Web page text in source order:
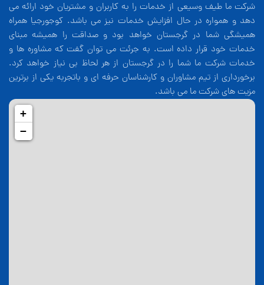
شرکت ما طیف وسیعی از خدمات را به کاربران و مشتریان خود ارائه می
دهد و همواره در حال افزایش خدمات نیز می باشد. کوجورجیا همراه
همیشگی شما در گرجستان خواهد بود و صداقت را همیشه مبنای
خدمات خود قرار داده است. به جرئت می توان گفت که مشاوره ها و
خدمات شرکت ما شما را در گرجستان از هر لحاظ بی نیاز خواهد کرد.
برخورداری از تیم مشاوران و کارشناسان حرفه ای و باتجربه یکی از برترین
مزیت های شرکت ما می باشد.
+
−